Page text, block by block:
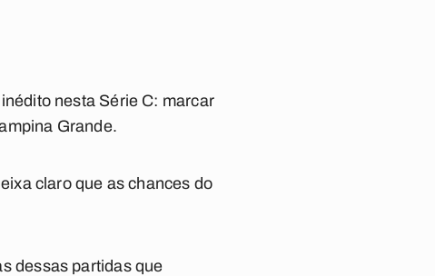
nesta Série C: marcar
Grande.
claro que as chances do
dessas partidas que